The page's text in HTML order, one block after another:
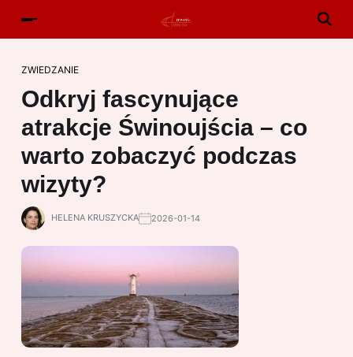
ZWIEDZANIE
Odkryj fascynujące
atrakcje Świnoujścia – co
warto zobaczyć podczas
wizyty?
HELENA KRUSZYCKA 2026-01-14